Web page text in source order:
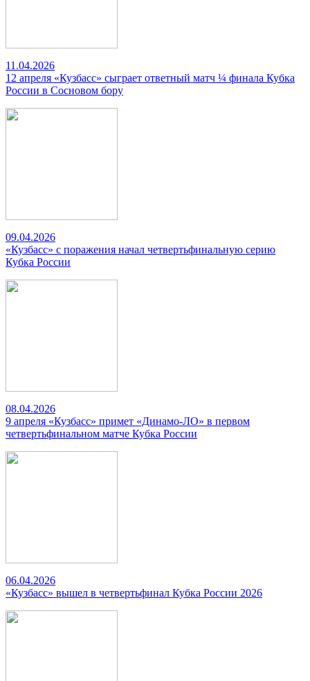
11.04.2026
12 апреля «Кузбасс» сыграет ответный матч ¼ финала Кубка
России в Сосновом бору
09.04.2026
«Кузбасс» с поражения начал четвертьфинальную серию
Кубка России
08.04.2026
9 апреля «Кузбасс» примет «Динамо-ЛО» в первом
четвертьфинальном матче Кубка России
06.04.2026
«Кузбасс» вышел в четвертьфинал Кубка России 2026